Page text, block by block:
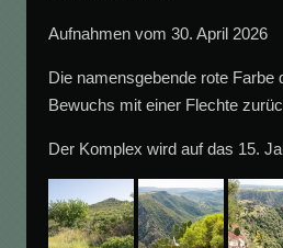
Aufnahmen vom 30. April 2026
Die namensgebende rote Farbe
Bewuchs mit einer Flechte
Der Komplex wird auf das 15.